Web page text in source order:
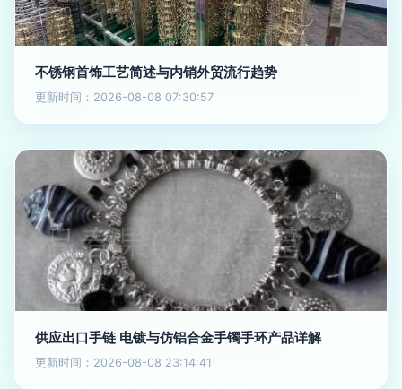
不锈钢首饰工艺简述与内销外贸流行趋势
更新时间：2026-08-08 07:30:57
供应出口手链 电镀与仿铝合金手镯手环产品详解
更新时间：2026-08-08 23:14:41